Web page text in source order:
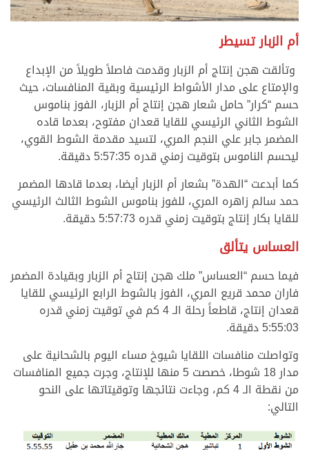
أم الزبار تسيطر
وتألقت هجن إنتاج أم الزبار وقدمت فاصلاً طويلاً من الإبداع
والإمتاع على مدار الأشواط الرئيسية وبقية المنافسات، حيث
حسم “كرار” حامل شعار هجن إنتاج أم الزبار، الفوز بناموس
الشوط الثاني الرئيسي للقايا قعدان مفتوح، بعدما قاده
المضمر جابر علي النجم المري، لتسيد مقدمة الشوط القوي،
ليحسم الناموس بتوقيت زمني قدره 5:57:35 دقيقة.
كما أبدعت “الهدة” بشعار أم الزبار أيضا، بعدما قادها المضمر
حمد سالم زاهره المري، للفوز بناموس الشوط الثالث الرئيسي
للقايا بكار إنتاج بتوقيت زمني قدره 5:57:73 دقيقة.
العساس يتألق
فيما حسم “العساس” ملك هجن إنتاج أم الزبار وبقيادة المضمر
فاران محمد قريع المري، الفوز بالشوط الرابع الرئيسي للقايا
قعدان إنتاج، قاطعاً رحلة الـ 4 كم في توقيت زمني قدره
5:55:03 دقيقة.
وتواصلت منافسات اللقايا شيوخ مساء اليوم بالشحانية على
مدار 18 شوطا، خصصت 5 منها للإنتاج، وجرت جميع المنافسات
من نقطة الـ 4 كم، وجاءت نتائجها وتوقيتاتها على النحو
التالي: